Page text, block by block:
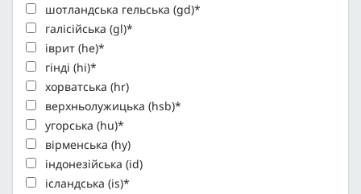
шотландська гельська (gd)*
галісійська (gl)*
іврит (he)*
гінді (hi)*
хорватська (hr)
верхньолужицька (hsb)*
угорська (hu)*
вірменська (hy)
індонезійська (id)
ісландська (is)*